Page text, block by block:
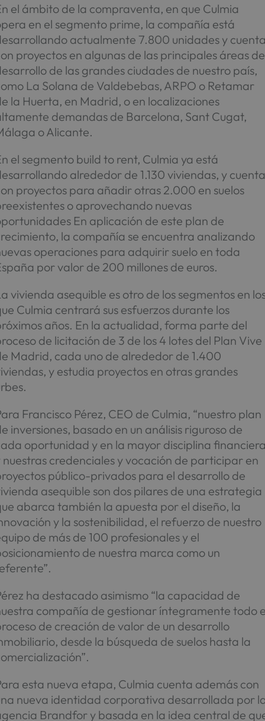
el ámbito de la compraventa, en que Culmia
en el segmento prime, la compañía está
actualmente 7.800 unidades y
proyectos en algunas de las principales áreas de
de las grandes ciudades de nuestro país,
La Solana de Valdebebas, ARPO o Retamar
la Huerta, en Madrid, o en localizaciones
demandas de Barcelona, Sant Cugat,
o Alicante.
el segmento build to rent, Culmia ya está
alrededor de 1.130 viviendas, y
proyectos para añadir otras 2.000 en suelos
o aprovechando nuevas
En aplicación de este plan de
la compañía se encuentra analizando
operaciones para adquirir suelo en toda
por valor de 200 millones de euros.
vivienda asequible es otro de los segmentos en
Culmia centrará sus esfuerzos durante los
años. En la actualidad, forma parte del
de licitación de 3 de los 4 lotes del Plan Vive
Madrid, cada uno de alrededor de 1.400
y estudia proyectos en otras grandes
Francisco Pérez, CEO de Culmia, “nuestro plan
inversiones, basado en un análisis riguroso de
oportunidad y en la mayor disciplina
nuestras credenciales y vocación de participar en
público-privados para el desarrollo de
asequible son dos pilares de una estrategia
abarca también la apuesta por el diseño, la
y la sostenibilidad, el refuerzo de nuestro
de más de 100 profesionales y el
de nuestra marca como un
ha destacado asimismo “la capacidad de
compañía de gestionar íntegramente todo
de creación de valor de un desarrollo
desde la búsqueda de suelos hasta la
esta nueva etapa, Culmia cuenta además con
nueva identidad corporativa desarrollada por
Brandfor y basada en la idea central de